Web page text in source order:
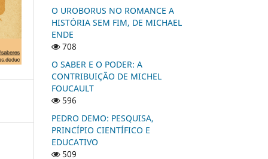
O UROBORUS NO ROMANCE A
HISTÓRIA SEM FIM, DE MICHAEL
ENDE
708
O SABER E O PODER: A
CONTRIBUIÇÃO DE MICHEL
FOUCAULT
596
PEDRO DEMO: PESQUISA,
PRINCÍPIO CIENTÍFICO E
EDUCATIVO
509